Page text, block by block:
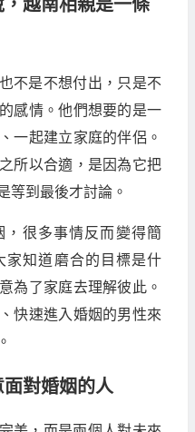
越南相親是一條
不是不想付出，只是不
感情。他們想要的是一
一起建立家庭的伴侶。
所以合適，是因為它把
等到最後才討論。
，很多事情反而變得簡
家知道磨合的目標是什
為了家庭去理解彼此。
快速進入婚姻的男性來
對婚姻的人